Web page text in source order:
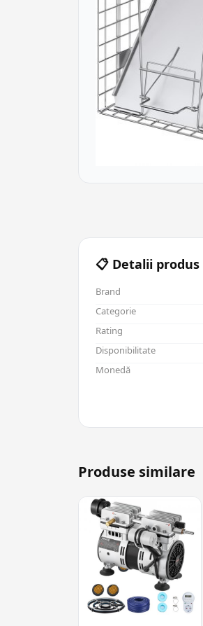
📋 Detalii produs
Brand
Categorie
Rating
Disponibilitate
Monedă
Produse similare